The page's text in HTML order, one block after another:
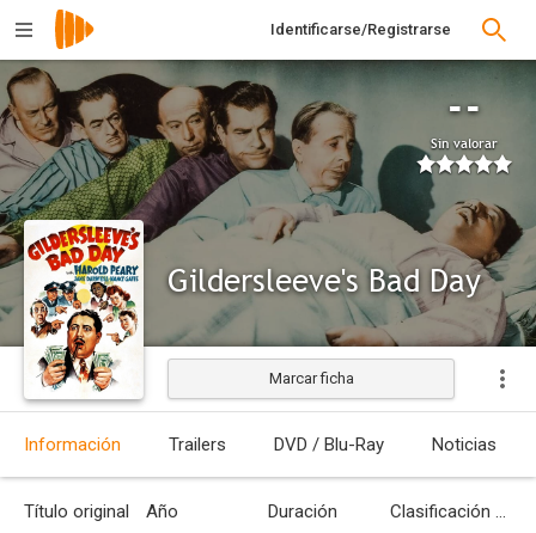
Identificarse/Registrarse
--
Sin valorar
Gildersleeve's Bad Day
Marcar ficha
Información Trailers DVD / Blu-Ray Noticias
Título original Año Duración Clasificación por edades